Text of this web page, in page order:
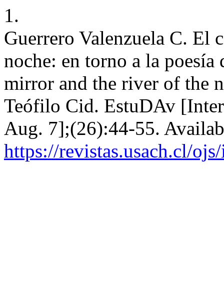
1.
Guerrero Valenzuela C. El
noche: en torno a la
mirror and the river of the
Teófilo Cid. EstuDAv
Aug. 7];(26):44-55.
https://revistas.usach.cl/